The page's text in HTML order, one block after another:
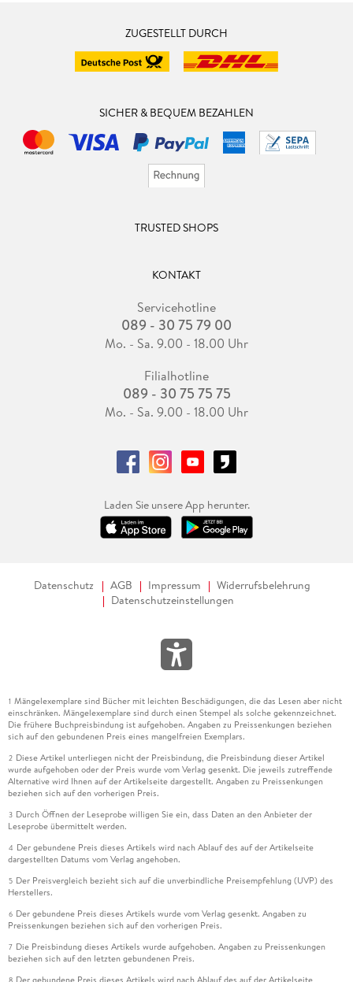
ZUGESTELLT DURCH
SICHER & BEQUEM BEZAHLEN
TRUSTED SHOPS
KONTAKT
Servicehotline
089 - 30 75 79 00
Mo. - Sa. 9.00 - 18.00 Uhr
Filialhotline
089 - 30 75 75 75
Mo. - Sa. 9.00 - 18.00 Uhr
Laden Sie unsere App herunter.
Datenschutz AGB Impressum
Widerrufsbelehrung
Datenschutzeinstellungen
1 Mängelexemplare sind Bücher mit leichten Beschädigungen, die das Lesen aber nicht
einschränken. Mängelexemplare sind durch einen Stempel als solche gekennzeichnet.
Die frühere Buchpreisbindung ist aufgehoben. Angaben zu Preissenkungen beziehen
sich auf den gebundenen Preis eines mangelfreien Exemplars.
2 Diese Artikel unterliegen nicht der Preisbindung, die Preisbindung dieser Artikel
wurde aufgehoben oder der Preis wurde vom Verlag gesenkt. Die jeweils zutreffende
Alternative wird Ihnen auf der Artikelseite dargestellt. Angaben zu Preissenkungen
beziehen sich auf den vorherigen Preis.
3 Durch Öffnen der Leseprobe willigen Sie ein, dass Daten an den Anbieter der
Leseprobe übermittelt werden.
4 Der gebundene Preis dieses Artikels wird nach Ablauf des auf der Artikelseite
dargestellten Datums vom Verlag angehoben.
5 Der Preisvergleich bezieht sich auf die unverbindliche Preisempfehlung (UVP) des
Herstellers.
6 Der gebundene Preis dieses Artikels wurde vom Verlag gesenkt. Angaben zu
Preissenkungen beziehen sich auf den vorherigen Preis.
7 Die Preisbindung dieses Artikels wurde aufgehoben. Angaben zu Preissenkungen
beziehen sich auf den letzten gebundenen Preis.
8